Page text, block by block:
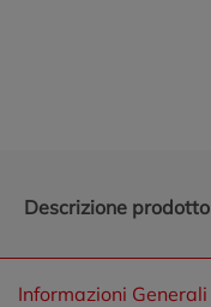
Descrizione prodotto
Informazioni Generali